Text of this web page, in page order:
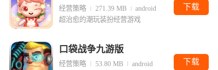
经营策略 271.39 MB
android
超治愈的潮玩装扮经营游戏
下载
口袋战争九游版
经营策略 53.80 MB
android
下载